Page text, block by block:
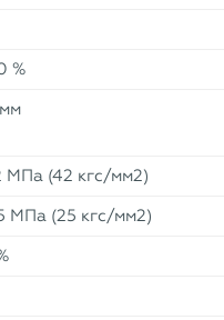
%
МПа (42 кгс/мм2)
МПа (25 кгс/мм2)